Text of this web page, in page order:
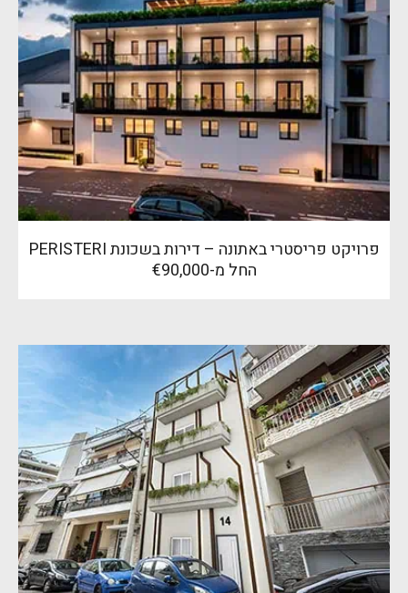
פרויקט פריסטרי באתונה – דירות בשכונת PERISTERI
החל מ-€90,000